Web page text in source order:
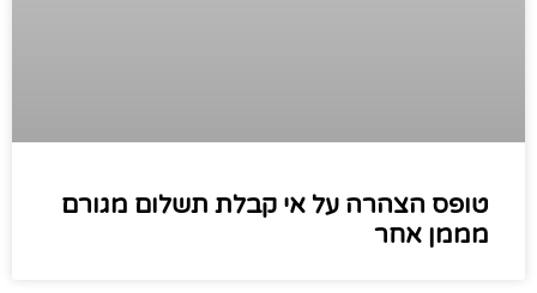
טופס הצהרה על אי קבלת תשלום מגורם
מממן אחר